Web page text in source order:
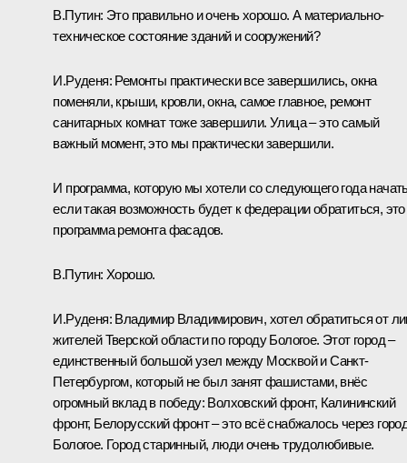
В.Путин: Это правильно и очень хорошо. А материально-
техническое состояние зданий и сооружений?
И.Руденя: Ремонты практически все завершились, окна
поменяли, крыши, кровли, окна, самое главное, ремонт
санитарных комнат тоже завершили. Улица – это самый
важный момент, это мы практически завершили.
И программа, которую мы хотели со следующего года
если такая возможность будет к федерации обратиться, это
программа ремонта фасадов.
В.Путин: Хорошо.
И.Руденя: Владимир Владимирович, хотел обратиться от
жителей Тверской области по городу Бологое. Этот город –
единственный большой узел между Москвой и Санкт-
Петербургом, который не был занят фашистами, внёс
огромный вклад в победу: Волховский фронт, Калининский
фронт, Белорусский фронт – это всё снабжалось через
Бологое. Город старинный, люди очень трудолюбивые.